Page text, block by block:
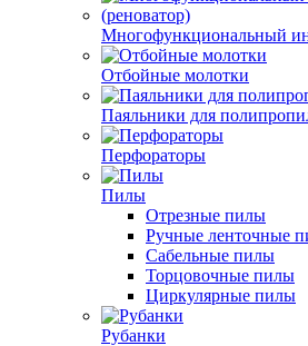
Многофункциональный
Отбойные молотки
Паяльники для
Перфораторы
Пилы
Отрезные пилы
Ручные ленточные
Сабельные пилы
Торцовочные пилы
Циркулярные пилы
Рубанки